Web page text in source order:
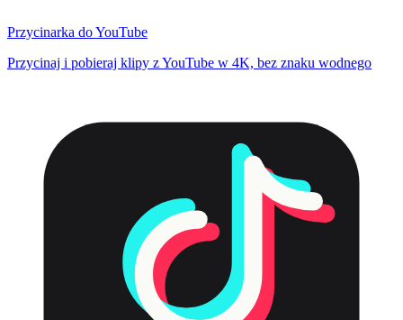
Przycinarka do YouTube
Przycinaj i pobieraj klipy z YouTube w 4K, bez znaku wodnego